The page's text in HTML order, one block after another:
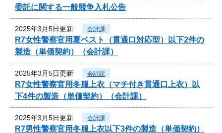
委託に関する一般競争入札公告
2025年3月5日更新 会計課
R7女性警察官用夏ベスト（貫通口対応型）以下2件の
製造（単価契約）（会計課）
2025年3月5日更新 会計課
R7女性警察官用冬服上衣（マチ付き貫通口上衣）以
下4件の製造（単価契約）（会計課）
2025年3月5日更新 会計課
R7男性警察官用冬服上衣以下3件の製造（単価契約）